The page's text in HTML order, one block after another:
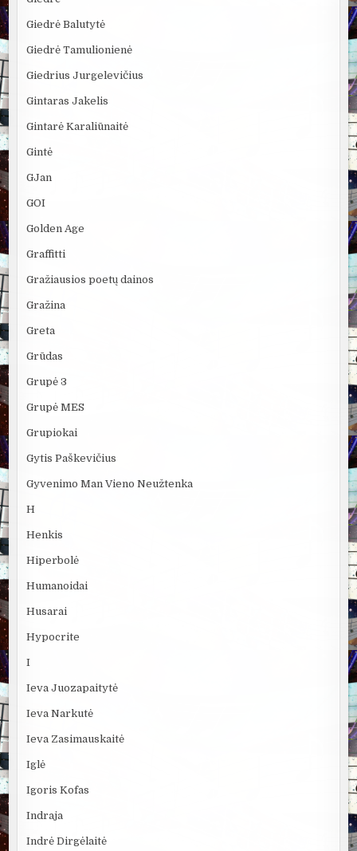
Giedrė Balutytė
Giedrė Tamulionienė
Giedrius Jurgelevičius
Gintaras Jakelis
Gintarė Karaliūnaitė
Gintė
GJan
GOI
Golden Age
Graffitti
Gražiausios poetų dainos
Gražina
Greta
Grūdas
Grupė 3
Grupė MES
Grupiokai
Gytis Paškevičius
Gyvenimo Man Vieno Neužtenka
H
Henkis
Hiperbolė
Humanoidai
Husarai
Hypocrite
I
Ieva Juozapaitytė
Ieva Narkutė
Ieva Zasimauskaitė
Iglė
Igoris Kofas
Indraja
Indrė Dirgėlaitė